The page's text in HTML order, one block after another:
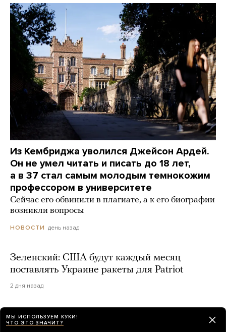
Из Кембриджа уволился Джейсон Ардей.
Он не умел читать и писать до 18 лет,
а в 37 стал самым молодым темнокожим
профессором в университете
Сейчас его обвинили в плагиате, а к его биографии
возникли вопросы
НОВОСТИ день назад
Зеленский: США будут каждый месяц
поставлять Украине ракеты для Patriot
2 дня назад
В Шереметьево две пассажирки, опоздавшие
на рейс, попытались догнать самолет
МЫ ИСПОЛЬЗУЕМ КУКИ!
ЧТО ЭТО ЗНАЧИТ?